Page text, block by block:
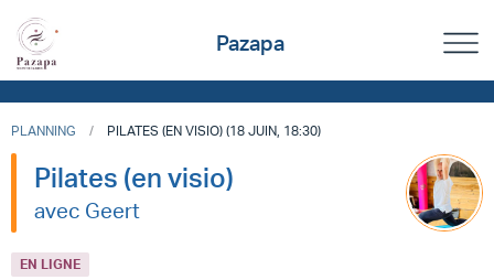
Pazapa
PLANNING PILATES (EN VISIO) (18 JUIN, 18:30)
Pilates (en visio)
avec Geert
EN LIGNE